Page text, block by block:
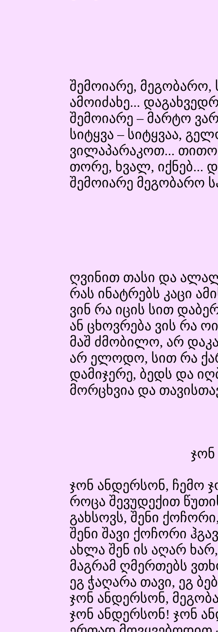
შემოიარე, მეგობარო,
ამოიძახე...
შემოიარე – მარტო
სიტყვა – სიტყვაა,
ვილაპარაკოთ...
თორე, ხვალ, იქნებ...
შემოიარე მეგობარო
ღვინით თასი და
რას ინატრებს კაცი
ვინ რა იცის სით
ან ცხოვრება ვის რა
მაშ ძმობილო, არ
არ ელოდო, სით რა
დამიჯერე, ბედს და
მორცხვია და
ჯონ ანდერსონ, ჩემო
როცა შევუდექით
გახსოვს, შენი
შენი შავი ქოჩორი
ახლა შენ ის აღარ
მაგრამ ღმერთებს
ეგ ჭაღარა თავი, ეგ
ჯონ ანდერსონ,
ჯონ ანდერსონ! ჯონ